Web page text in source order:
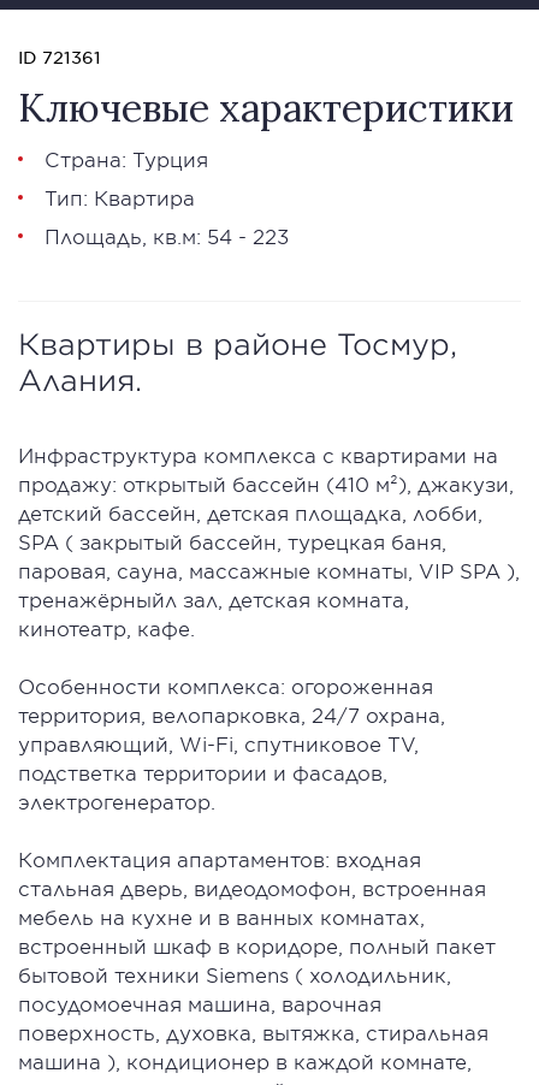
ID 721361
Ключевые характеристики
Страна: Турция
Тип: Квартира
Площадь, кв.м: 54 - 223
Квартиры в районе Тосмур,
Алания.
Инфраструктура комплекса с квартирами на
продажу: открытый бассейн (410 м²), джакузи,
детский бассейн, детская площадка, лобби,
SPA ( закрытый бассейн, турецкая баня,
паровая, сауна, массажные комнаты, VIP SPA ),
тренажёрныйл зал, детская комната,
кинотеатр, кафе.
Особенности комплекса: огороженная
территория, велопарковка, 24/7 охрана,
управляющий, Wi-Fi, спутниковое TV,
подстветка территории и фасадов,
электрогенератор.
Комплектация апартаментов: входная
стальная дверь, видеодомофон, встроенная
мебель на кухне и в ванных комнатах,
встроенный шкаф в коридоре, полный пакет
бытовой техники Siemens ( холодильник,
посудомоечная машина, варочная
поверхность, духовка, вытяжка, стиральная
машина ), кондиционер в каждой комнате,